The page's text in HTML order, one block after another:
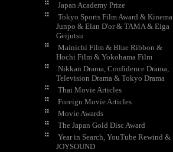
Japan Academy Prize
Tokyo Sports Film Award & Kinema
Junpo & Elan D'or & TAMA & Eiga
Geijutsu
Mainichi Film & Blue Ribbon &
Hochi Film & Yokohama Film
Nikkan Drama, Confidence Drama,
Television Drama & Tokyo Drama
Thai Movie Articles
Foreign Movie Articles
Movie Awards
The Japan Gold Disc Award
Year in Search, YouTube Rewind &
JOYSOUND